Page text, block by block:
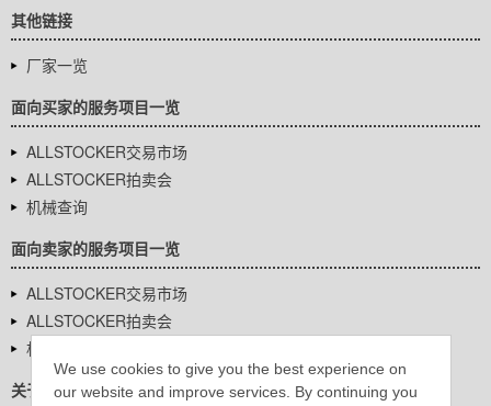
We use cookies to give you the best experience on
our website and improve services. By continuing you
其他链接
厂家一览
面向买家的服务项目一览
ALLSTOCKER交易市场
ALLSTOCKER拍卖会
机械查询
面向卖家的服务项目一览
ALLSTOCKER交易市场
ALLSTOCKER拍卖会
机械查询
关于我们